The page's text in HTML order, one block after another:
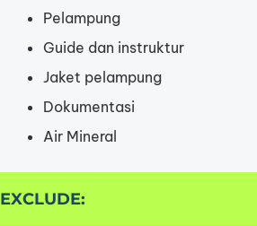
Pelampung
Guide dan instruktur
Jaket pelampung
Dokumentasi
Air Mineral
EXCLUDE: